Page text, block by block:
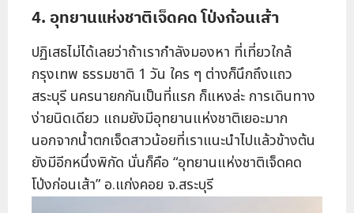
4. อุทยานแห่งชาติเจ็ดคด โป่งก้อนเส้า
ปฏิเสธไม่ได้เลยว่าถ้าเรากำลังมองหา ที่เที่ยวใกล้
กรุงเทพ ธรรมชาติ 1 วัน ใคร ๆ ต่างก็นึกถึงแถว
สระบุรี นครนายกกันเป็นที่แรก ก็แหงล่ะ การเดินทาง
ง่ายนิดเดียว แถมยังมีอุทยานแห่งชาติเยอะมาก
นอกจากน้ำตกเจ็ดสาวน้อยที่เราแนะนำไปแล้วข้างต้น
ยังมีอีกหนึ่งพิกัด นั่นก็คือ “อุทยานแห่งชาติเจ็ดคด
โป่งก่อนเส้า” อ.แก่งคอย จ.สระบุรี